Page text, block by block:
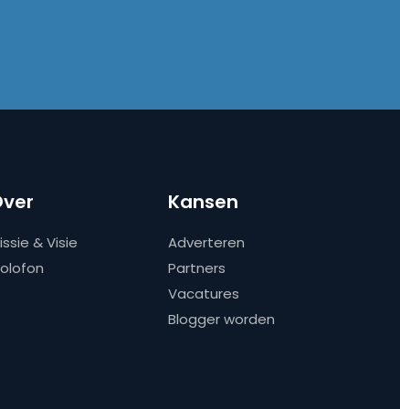
& Visie
Kansen
Adverteren
Partners
Vacatures
Blogger worden